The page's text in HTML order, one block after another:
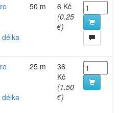
50 m
6 Kč
(0.25
€)
25 m
36
Kč
(1.50
€)